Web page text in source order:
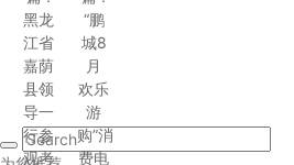
黑龙
江省
嘉荫
县领
导一
行参
观考
“鹏
城8
月
欢乐
游
购”消
费电